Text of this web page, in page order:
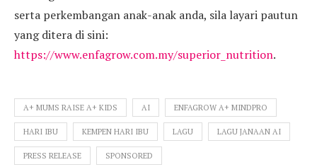
serta perkembangan anak-anak anda, sila layari pautun
yang ditera di sini:
https://www.enfagrow.com.my/superior_nutrition.
A+ MUMS RAISE A+ KIDS AI ENFAGROW A+ MINDPRO
HARI IBU KEMPEN HARI IBU LAGU LAGU JANAAN AI
PRESS RELEASE SPONSORED